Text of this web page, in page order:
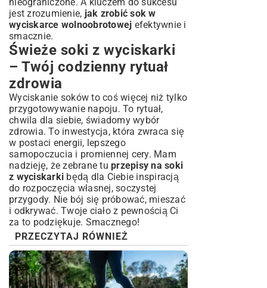
nieograniczone. A kluczem do sukcesu
jest zrozumienie, jak zrobić sok w
wyciskarce wolnoobrotowej efektywnie i
smacznie.
Świeże soki z wyciskarki
– Twój codzienny rytuał
zdrowia
Wyciskanie soków to coś więcej niż tylko
przygotowywanie napoju. To rytuał,
chwila dla siebie, świadomy wybór
zdrowia. To inwestycja, która zwraca się
w postaci energii, lepszego
samopoczucia i promiennej cery. Mam
nadzieję, że zebrane tu przepisy na soki
z wyciskarki będą dla Ciebie inspiracją
do rozpoczęcia własnej, soczystej
przygody. Nie bój się próbować, mieszać
i odkrywać. Twoje ciało z pewnością Ci
za to podziękuje. Smacznego!
PRZECZYTAJ RÓWNIEŻ